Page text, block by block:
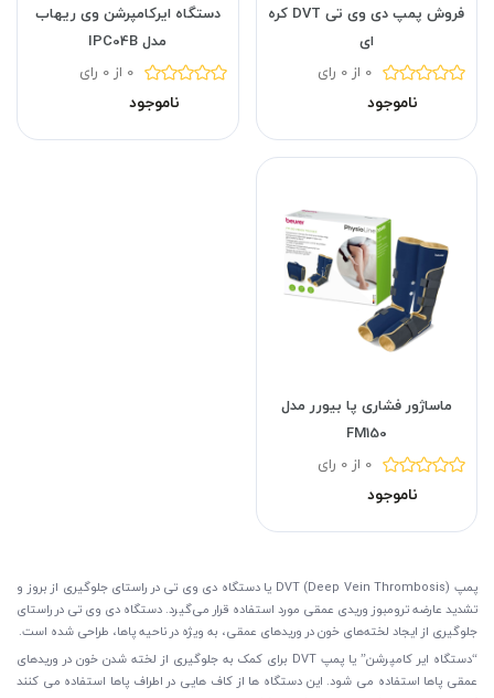
فروش پمپ دی وی تی DVT کره
ای
0 از 0 رای
ناموجود
دستگاه ایرکامپرشن وی ریهاب
مدل IPC04B
0 از 0 رای
ناموجود
ماساژور فشاری پا بیورر مدل
FM150
0 از 0 رای
ناموجود
پمپ DVT (Deep Vein Thrombosis) یا دستگاه دی وی تی در راستای جلوگیری از بروز و
تشدید عارضه ترومبوز وریدی عمقی مورد استفاده قرار می‌گیرد. دستگاه دی وی تی در راستای
جلوگیری از ایجاد لخته‌های خون در وریدهای عمقی، به ویژه در ناحیه پاها، طراحی شده است.
“دستگاه ایر کامپرشن” یا پمپ DVT برای کمک به جلوگیری از لخته شدن خون در وریدهای
عمقی پاها استفاده می شود. این دستگاه ها از کاف هایی در اطراف پاها استفاده می کنند